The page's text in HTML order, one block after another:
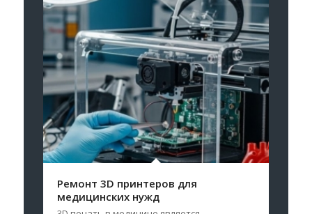
Ремонт 3D принтеров для
медицинских нужд